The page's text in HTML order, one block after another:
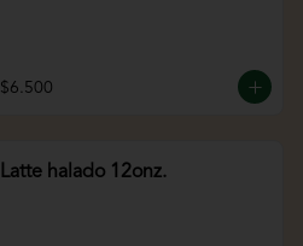
$6.500
Latte halado 12onz.